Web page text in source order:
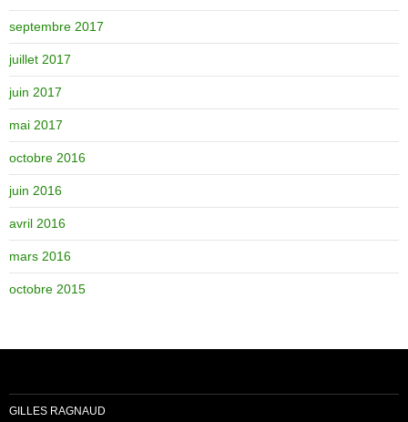
septembre 2017
juillet 2017
juin 2017
mai 2017
octobre 2016
juin 2016
avril 2016
mars 2016
octobre 2015
GILLES RAGNAUD